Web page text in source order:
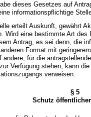
dieses Gesetzes auf
informationspflichtige
erteilt Auskunft, gewährt
Wird eine bestimmte Art
Antrag, es sei denn, die
Format mit
andere, für die
Verfügung stehen, kann
verweisen.
§ 5
Schutz